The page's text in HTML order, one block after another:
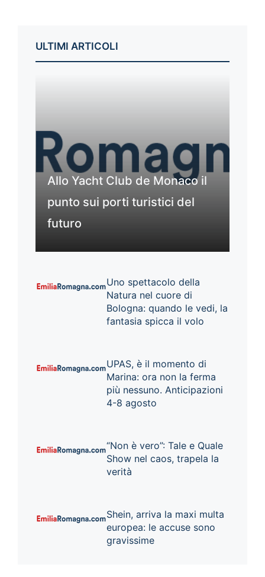
ULTIMI ARTICOLI
Allo Yacht Club de Monaco il
punto sui porti turistici del
futuro
Uno spettacolo della
Natura nel cuore di
Bologna: quando le vedi, la
fantasia spicca il volo
UPAS, è il momento di
Marina: ora non la ferma
più nessuno. Anticipazioni
4-8 agosto
“Non è vero”: Tale e Quale
Show nel caos, trapela la
verità
Shein, arriva la maxi multa
europea: le accuse sono
gravissime